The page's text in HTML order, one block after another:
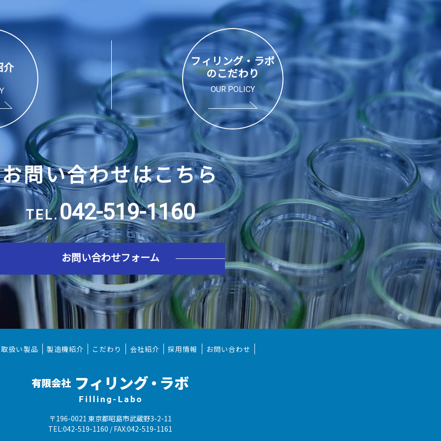
介
フィリング・ラボ
のこだわり
OUR POLICY
お問い合わせはこちら
TEL.042-519-1160
お問い合わせフォーム
取扱い製品 製造機紹介 こだわり 会社紹介 採用情報 お問い合わせ
〒196-0021 東京都昭島市武蔵野3-2-11
TEL:042-519-1160 / FAX:042-519-1161